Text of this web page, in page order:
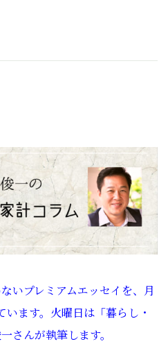
いプレミアムエッセイを、月
ます。火曜日は「暮らし・
さんが執筆します。